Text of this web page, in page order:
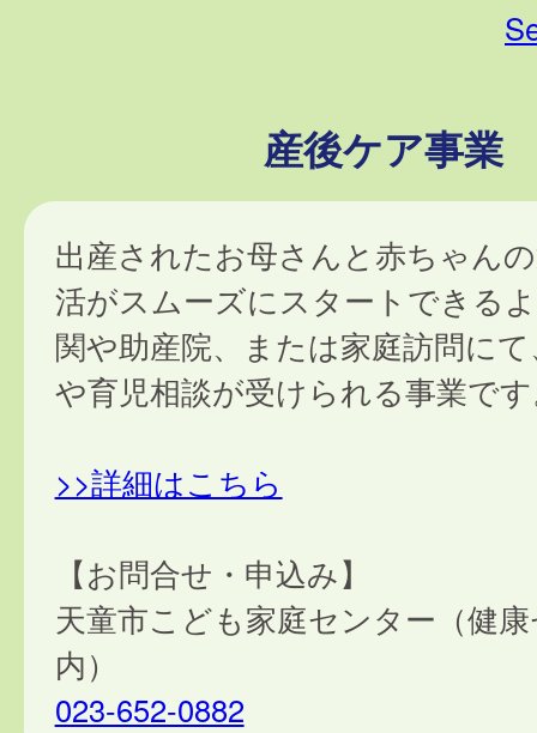
産後ケア事業
出産されたお母さんと赤ちゃん
活がスムーズにスタートできる
関や助産院、または家庭訪問に
や育児相談が受けられる事業で
>>詳細はこちら
【お問合せ・申込み】
天童市こども家庭センター（健
内）
023-652-0882